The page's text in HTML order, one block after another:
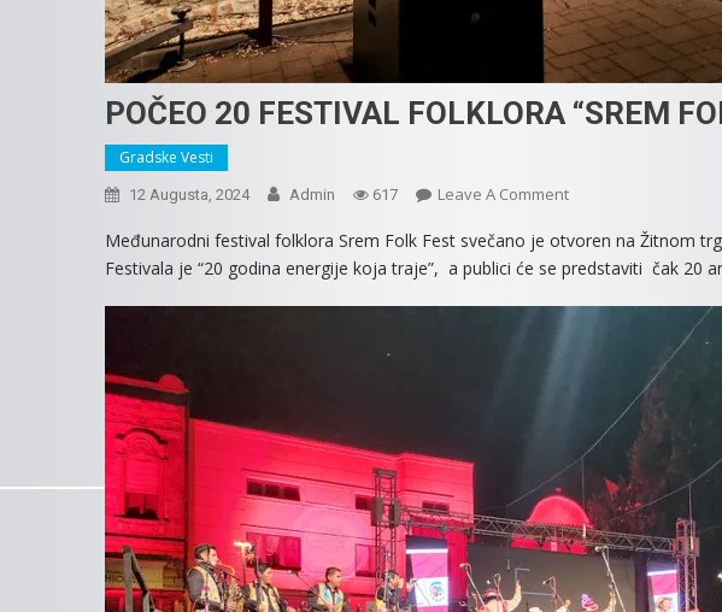
POČEO 20 FESTIVAL FOLKLORA “SREM
Gradske Vesti
12 Augusta, 2024 Admin 617 Leave A CommentOn
20
FESTIVAL
Međunarodni festival folklora Srem Folk Fest svečano je otvoren na Žitnom
Festivala je “20 godina energije koja traje”, a publici će se predstaviti čak 20